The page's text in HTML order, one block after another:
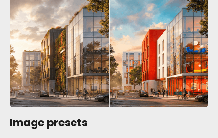
Image presets